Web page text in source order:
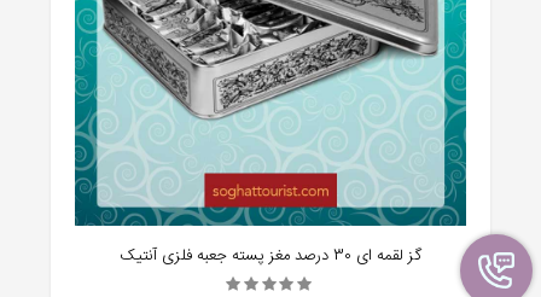
گز لقمه ای 30 درصد مغز پسته جعبه فلزی آنتیک